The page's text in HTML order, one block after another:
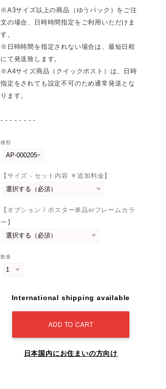
※A3サイズ以上の商品（ゆうパック）をご注
文の場合、日時時間指定をご利用いただけま
す。
※日時時間を指定されない場合は、最短日程
にて発送致します。
※A4サイズ商品（クイックポスト）は、日時
指定をされても設定不可のため通常発送とな
ります。
- - - - - - - -
種類
【サイズ - セット内容 ￥追加料金】
【オプション / ポスター単品orフレームカラ
ー】
数量
International shipping available
ADD TO CART
日本国内にお住まいの方向け